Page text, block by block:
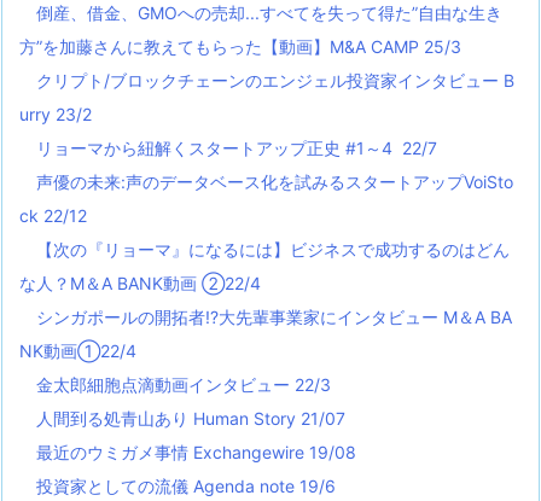
倒産、借金、GMOへの売却...すべてを失って得た”自由な生き
方”を加藤さんに教えてもらった【動画】M&A CAMP 25/3
クリプト/ブロックチェーンのエンジェル投資家インタビュー B
urry 23/2
リョーマから紐解くスタートアップ正史 #1～4 22/7
声優の未来:声のデータベース化を試みるスタートアップVoiSto
ck 22/12
【次の『リョーマ』になるには】ビジネスで成功するのはどん
な人？M＆A BANK動画 ②22/4
シンガポールの開拓者!?大先輩事業家にインタビュー M＆A BA
NK動画①22/4
金太郎細胞点滴動画インタビュー 22/3
人間到る処青山あり Human Story 21/07
最近のウミガメ事情 Exchangewire 19/08
投資家としての流儀 Agenda note 19/6